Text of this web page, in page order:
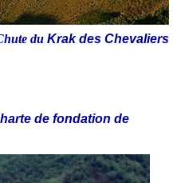
du Krak des Chevaliers
de fondation de